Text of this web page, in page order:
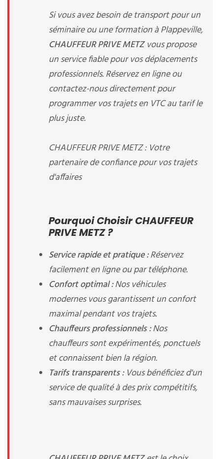
Si vous avez besoin de transport pour un
séminaire ou une formation à Plappeville,
CHAUFFEUR PRIVE METZvous propose
un service fiable pour vos déplacements
professionnels. Réservez en ligne ou
contactez-nous directement pour
programmer vos trajets en VTC au tarif le
plus juste.
CHAUFFEUR PRIVE METZ : Votre
partenaire de confiance pour vos trajets
d'affaires
Pourquoi Choisir CHAUFFEUR
PRIVE METZ ?
Service rapide et pratique :Réservez
facilement en ligne ou par téléphone.
Confort optimal :Nos véhicules
modernes vous garantissent un confort
maximal pendant vos trajets.
Chauffeurs professionnels :Nos
chauffeurs sont expérimentés, ponctuels
et connaissent bien la région.
Tarifs transparents :Vous bénéficiez d'un
service de qualité à des prix compétitifs,
sans mauvaises surprises.